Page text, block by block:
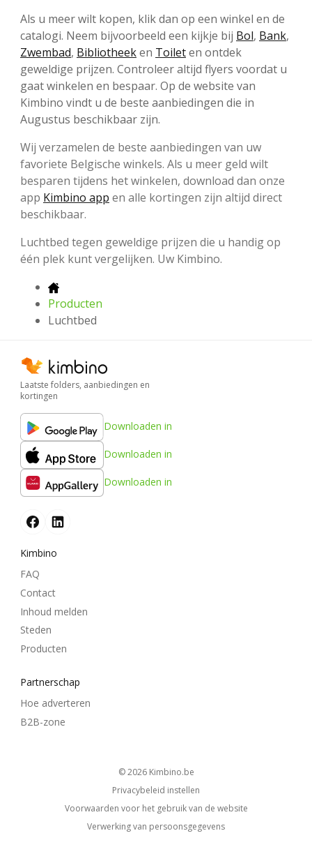
Als u meer wilt kopen, klik dan op een winkel en de
catalogi. Neem bijvoorbeeld een kijkje bij Bol, Bank,
Zwembad, Bibliotheeken Toileten ontdek
geweldige prijzen. Controleer altijd flyers voordat u
gaat winkelen en bespaar. Op de website van
Kimbino vindt u de beste aanbiedingen die in
Augustus beschikbaar zijn.
Wij verzamelen de beste aanbiedingen van uw
favoriete Belgische winkels. Als u meer geld wilt
besparen tijdens het winkelen, download dan onze
app Kimbino app en alle kortingen zijn altijd direct
beschikbaar.
Luchtbed tegen geweldige prijzen die u handig op
één plek kunt vergelijken. Uw Kimbino.
Producten
Luchtbed
Laatste folders, aanbiedingen en
kortingen
Downloaden in
Downloaden in
Downloaden in
Kimbino
FAQ
Contact
Inhoud melden
Steden
Producten
Partnerschap
Hoe adverteren
B2B-zone
© 2026 kimbino.be
Privacybeleid instellen
Voorwaarden voor het gebruik van de website
Verwerking van persoonsgegevens